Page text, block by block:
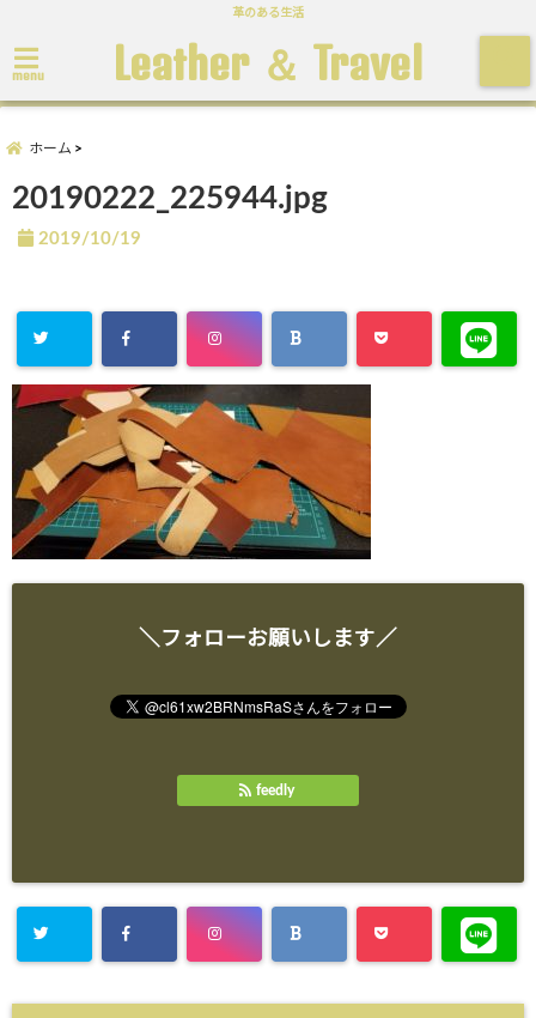
革のある生活
menu Leather ＆ Travel
ホーム
20190222_225944.jpg
2019/10/19
＼フォローお願いします／
feedly